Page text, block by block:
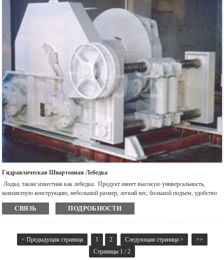
Гидравлическая Швартовная Лебедка
Лодка, также известная как лебедка. Продукт имеет высокую универсальность,
компактную конструкцию, небольшой размер, легкий вес, большой подъем, удобство
использования и передачи, применяется к подъему и посадке судового оборудования
или плоской буксировке. Судовая гидравлическая лебедка представляет собой
вокруг каната или цепи для подъема или тяги тяжестей. лебедка может
использоваться отдельно, но также может использоваться в качестве подъема, подъема
и других механических компонентов, из - за простой работы, большого количества
СВЯЗЬ ПОДРОБНОСТИ
< Предыдущая страница 1 2 Следующая страница >
>>
Страницы 1 / 2